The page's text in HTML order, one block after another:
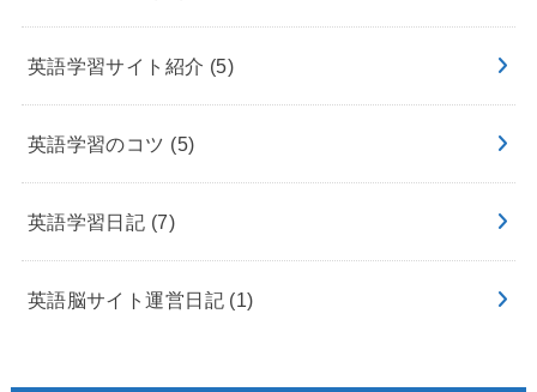
英語学習サイト紹介 (5)
英語学習のコツ (5)
英語学習日記 (7)
英語脳サイト運営日記 (1)